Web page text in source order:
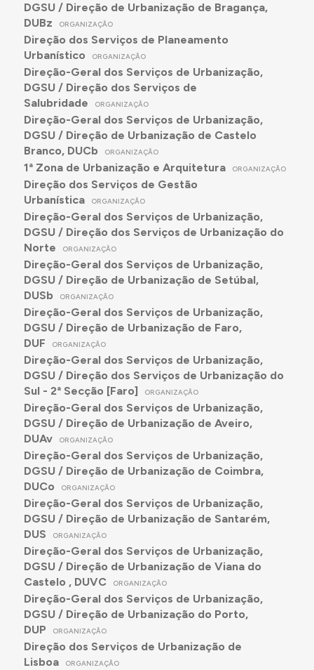
DGSU / Direção de Urbanização de Bragança,
DUBz
ORGANIZAÇÃO
Direção dos Serviços de Planeamento
Urbanístico
ORGANIZAÇÃO
Direção-Geral dos Serviços de Urbanização,
DGSU / Direção dos Serviços de
Salubridade
ORGANIZAÇÃO
Direção-Geral dos Serviços de Urbanização,
DGSU / Direção de Urbanização de Castelo
Branco, DUCb
ORGANIZAÇÃO
1ª Zona de Urbanização e Arquitetura ORGANIZAÇÃO
Direção dos Serviços de Gestão
Urbanística
ORGANIZAÇÃO
Direção-Geral dos Serviços de Urbanização,
DGSU / Direção dos Serviços de Urbanização do
Norte
ORGANIZAÇÃO
Direção-Geral dos Serviços de Urbanização,
DGSU / Direção de Urbanização de Setúbal,
DUSb
ORGANIZAÇÃO
Direção-Geral dos Serviços de Urbanização,
DGSU / Direção de Urbanização de Faro,
DUF
ORGANIZAÇÃO
Direção-Geral dos Serviços de Urbanização,
DGSU / Direção dos Serviços de Urbanização do
Sul - 2ª Secção [Faro]
ORGANIZAÇÃO
Direção-Geral dos Serviços de Urbanização,
DGSU / Direção de Urbanização de Aveiro,
DUAv
ORGANIZAÇÃO
Direção-Geral dos Serviços de Urbanização,
DGSU / Direção de Urbanização de Coimbra,
DUCo
ORGANIZAÇÃO
Direção-Geral dos Serviços de Urbanização,
DGSU / Direção de Urbanização de Santarém,
DUS
ORGANIZAÇÃO
Direção-Geral dos Serviços de Urbanização,
DGSU / Direção de Urbanização de Viana do
Castelo , DUVC
ORGANIZAÇÃO
Direção-Geral dos Serviços de Urbanização,
DGSU / Direção de Urbanização do Porto,
DUP
ORGANIZAÇÃO
Direção dos Serviços de Urbanização de
Lisboa
ORGANIZAÇÃO